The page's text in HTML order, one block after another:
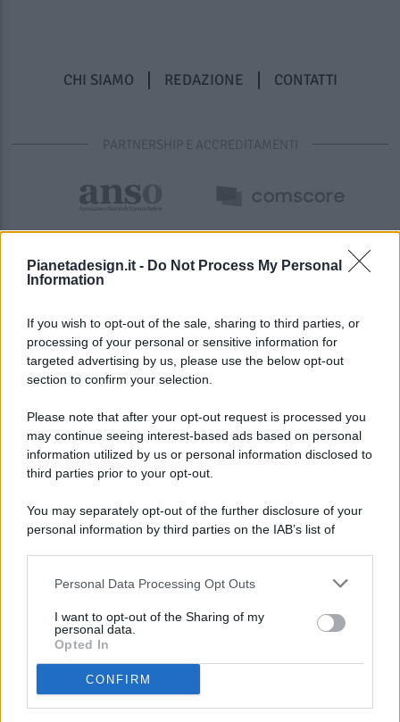
Pianetadesign.it - Do Not Process My Personal
Information
If you wish to opt-out of the sale, sharing to third parties, or
processing of your personal or sensitive information for
targeted advertising by us, please use the below opt-out
section to confirm your selection.
Please note that after your opt-out request is processed you
may continue seeing interest-based ads based on personal
information utilized by us or personal information disclosed to
third parties prior to your opt-out.
You may separately opt-out of the further disclosure of your
personal information by third parties on the IAB’s list of
This information may also be disclosed by us to third parties
disclose it to other third parties.
Personal Data Processing Opt Outs
I want to opt-out of the Sharing of my
personal data.
Opted In
CONFIRM
CHI SIAMO REDAZIONE CONTATTI
PARTNERSHIP E ACCREDITAMENTI
© 2026 - Pianeta Design - P.IVA 04827280654 - Testata
Registrata Al Tribunale Di Nocera Inferiore N. 8/2020 - RG N.
ISCRIZIONE AL ROC N. 35792 – ISCRITTA ALL’ANSO
(ASSOCIAZIONE NAZIONALE STAMPA ONLINE)
PREFERENZE PRIVACY